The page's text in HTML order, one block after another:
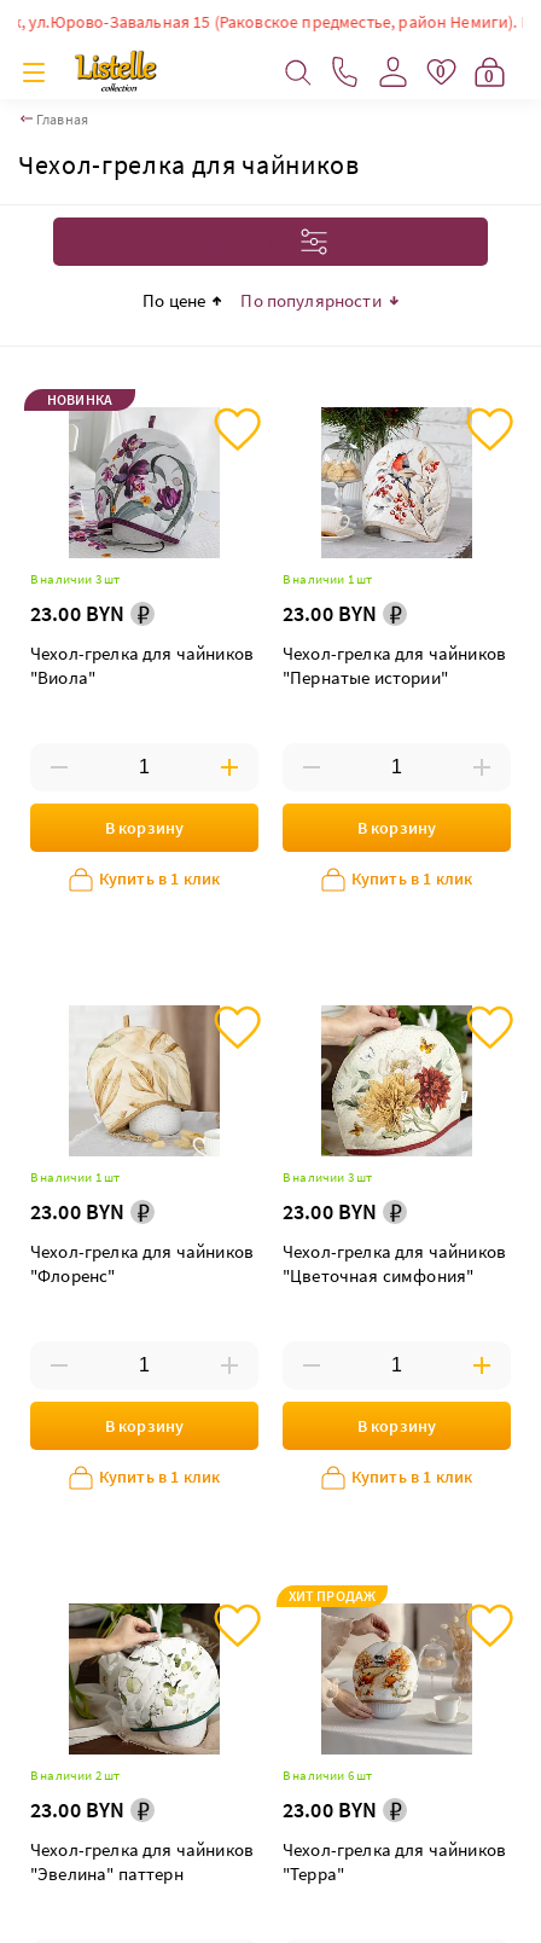
Завальная 15 (Раковское предместье, район Немиги). Время
0 0
Главная
Чехол-грелка для чайников
По цене По популярности
НОВИНКА
В наличии 3 шт
23.00 BYN
Чехол-грелка для чайников
"Виола"
В корзину
Купить в 1 клик
В наличии 1 шт
23.00 BYN
Чехол-грелка для чайников
"Пернатые истории"
В корзину
Купить в 1 клик
В наличии 1 шт
23.00 BYN
Чехол-грелка для чайников
"Флоренс"
В корзину
Купить в 1 клик
В наличии 3 шт
23.00 BYN
Чехол-грелка для чайников
"Цветочная симфония"
В корзину
Купить в 1 клик
В наличии 2 шт
23.00 BYN
Чехол-грелка для чайников
"Эвелина" паттерн
ХИТ ПРОДАЖ
В наличии 6 шт
23.00 BYN
Чехол-грелка для чайников
"Терра"